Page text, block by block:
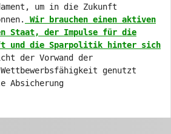
um in die Zukunft
Wir brauchen einen aktiven
Staat, der Impulse für die
und die Sparpolitik hinter sich
der Vorwand der
genutzt
Absicherung